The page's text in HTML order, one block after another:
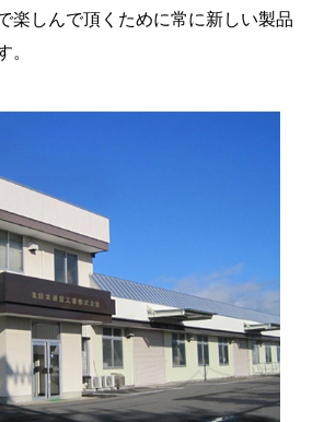
楽しんで頂くために常に新しい製品